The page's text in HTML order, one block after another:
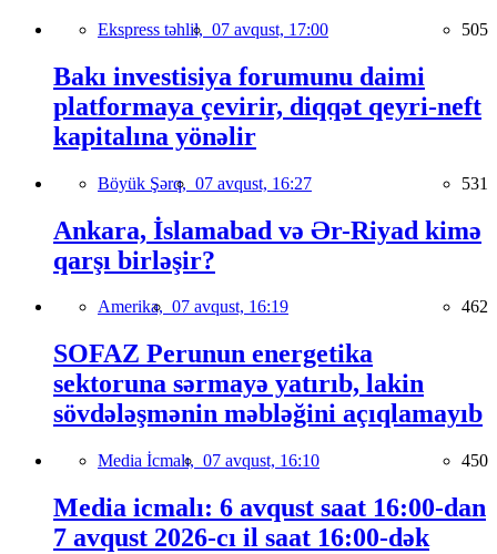
Ekspress təhlil, 07 avqust, 17:00 505
Bakı investisiya forumunu daimi
platformaya çevirir, diqqət qeyri-neft
kapitalına yönəlir
Böyük Şərq, 07 avqust, 16:27 531
Ankara, İslamabad və Ər-Riyad kimə
qarşı birləşir?
Amerika, 07 avqust, 16:19 462
SOFAZ Perunun energetika
sektoruna sərmayə yatırıb, lakin
sövdələşmənin məbləğini açıqlamayıb
Media İcmalı, 07 avqust, 16:10 450
Media icmalı: 6 avqust saat 16:00-dan
7 avqust 2026-cı il saat 16:00-dək